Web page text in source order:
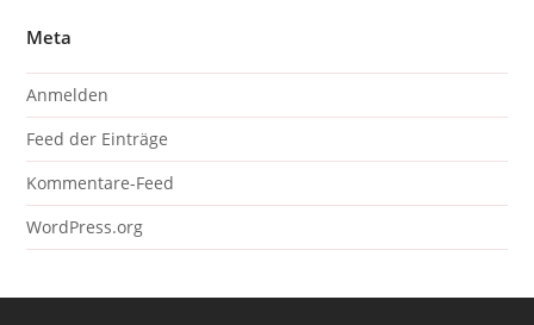
Meta
Anmelden
Feed der Einträge
Kommentare-Feed
WordPress.org